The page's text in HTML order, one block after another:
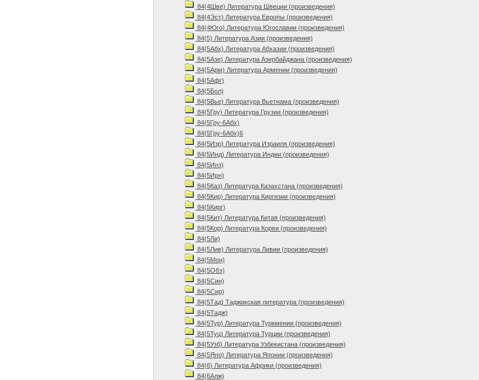
84(4Шве) Литература Швеции (произведения)
84(4Эст) Литература Европы (произведения)
84(4Юго) Литература Югославии (произведения)
84(5) Литература Азии (произведения)
84(5Абх) Литература Абхазии (произведения)
84(5Азе) Литература Азербайджана (произведения)
84(5Арм) Литература Армении (произведения)
84(5Афг)
84(5Бол)
84(5Вье) Литература Вьетнама (произведения)
84(5Гру) Литература Грузии (произведения)
84(5Гру-6Абх)
84(5Гру-6Абх)6
84(5Изр) Литература Израиля (произведения)
84(5Инд) Литература Индии (произведения)
84(5Инз)
84(5Ирн)
84(5Каз) Литература Казахстана (произведения)
84(5Кир) Литература Киргизии (произведения)
84(5Кирг)
84(5Кит) Литература Китая (произведения)
84(5Кор) Литература Кореи (произведения)
84(5Ли)
84(5Лив) Литература Ливии (произведения)
84(5Мон)
84(5Обэ)
84(5Син)
84(5Сир)
84(5Тад) Таджикская литература (произведения)
84(5Тадж)
84(5Тур) Литература Туркмении (произведения)
84(5Туц) Литература Турции (произведения)
84(5Узб) Литература Узбекистана (произведения)
84(5Япо) Литература Японии (произведения)
84(6) Литература Африки (произведения)
84(6Алж)